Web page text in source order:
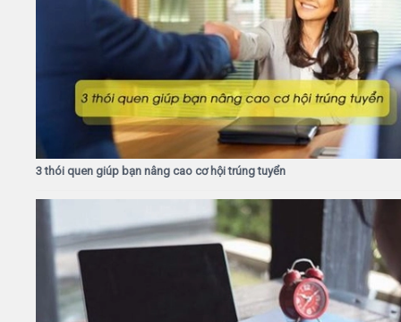
3 thói quen giúp bạn nâng cao cơ hội trúng tuyển